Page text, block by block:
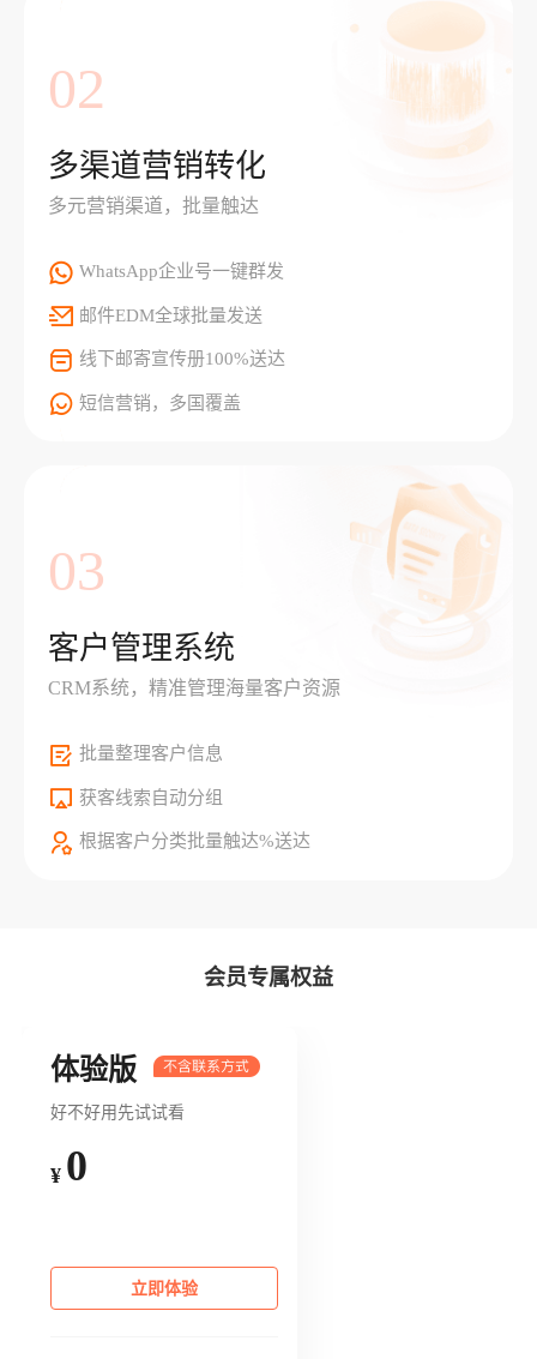
02
多渠道营销转化
多元营销渠道，批量触达
WhatsApp企业号一键群发
邮件EDM全球批量发送
线下邮寄宣传册100%送达
短信营销，多国覆盖
03
客户管理系统
CRM系统，精准管理海量客户资源
批量整理客户信息
获客线索自动分组
根据客户分类批量触达%送达
会员专属权益
体验版
好不好用先试试看
¥ 0
立即体验